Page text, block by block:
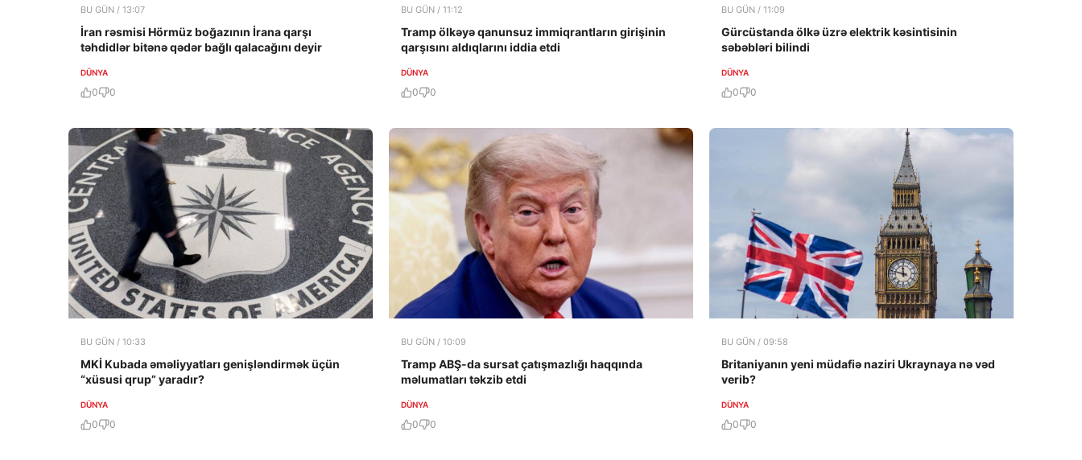
BU GÜN / 13:07
İran rəsmisi Hörmüz boğazının İrana qarşı
təhdidlər bitənə qədər bağlı qalacağını deyir
DÜNYA
0 0
BU GÜN / 11:12
Tramp ölkəyə qanunsuz immiqrantların girişinin
qarşısını aldıqlarını iddia etdi
DÜNYA
0 0
BU GÜN / 11:09
Gürcüstanda ölkə üzrə elektrik kəsintisinin
səbəbləri bilindi
DÜNYA
0 0
BU GÜN / 10:33
MKİ Kubada əməliyyatları genişləndirmək üçün
“xüsusi qrup” yaradır?
DÜNYA
0 0
BU GÜN / 10:09
Tramp ABŞ-da sursat çatışmazlığı haqqında
məlumatları təkzib etdi
DÜNYA
0 0
BU GÜN / 09:58
Britaniyanın yeni müdafiə naziri Ukraynaya nə vəd
verib?
DÜNYA
0 0